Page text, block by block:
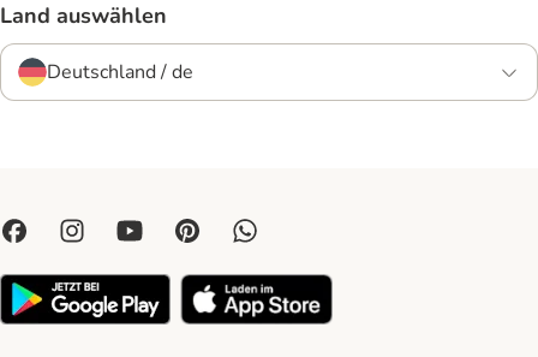
Land auswählen
Deutschland / de